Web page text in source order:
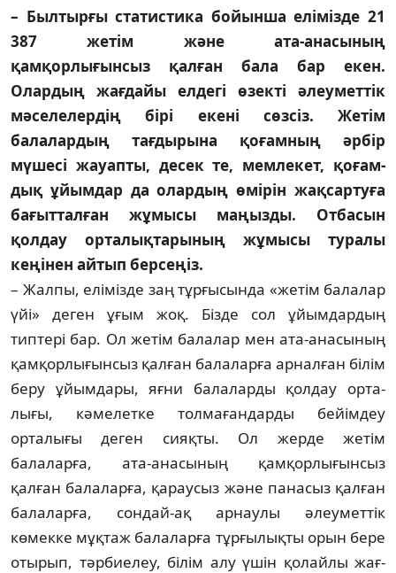
– Былтырғы статистика бойынша елімізде 21
387 жетім және ата-ана­сы­ның
қамқорлығынсыз қалған бала бар екен.
Олардың жағдайы елдегі өзек­ті әлеуметтік
мәселелердің бірі еке­ні сөзсіз. Жетім
балалардың тағ­ды­рына қоғамның әрбір
мүшесі жауап­­ты, десек те, мемлекет, қоғам­
дық ұйымдар да олардың өмірін жақ­сартуға
бағытталған жұмысы маңыз­ды. Отбасын
қолдау орталықтарының жұ­мысы туралы
кеңінен айтып бер­сеңіз.
– Жалпы, елімізде заң тұрғысында «же­тім балалар
үйі» деген ұғым жоқ. Бізде сол ұйымдардың
типтері бар. Ол жетім ба­лалар мен ата-анасының
қамқор­лы­ғын­сыз қалған балаларға арналған білім
беру ұйымдары, яғни балаларды қолдау орта­
лығы, кәмелетке толмағандарды бейімдеу
орталығы деген сияқты. Ол жерде жетім
балаларға, ата-анасының қамқорлығын­сыз
қалған балаларға, қараусыз және пана­сыз қалған
балаларға, сондай-ақ ар­наулы әлеуметтік
көмекке мұқтаж бала­ларға тұрғылықты орын бере
отырып, тәр­биелеу, білім алу үшін қолайлы жағ­